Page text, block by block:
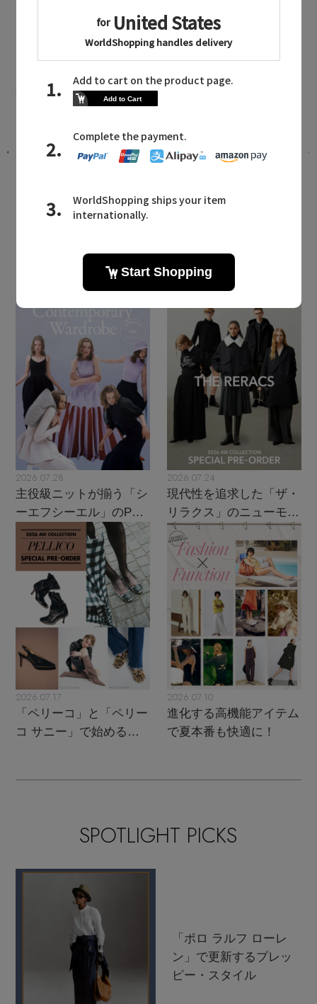
S by sloggi NEWS
エス バイ スロギーに関連するニュース
2024 AWコレクションが入荷
2024.09.17 UP
LATEST TOPICS
2026.07.28
主役級ニットが揃う「シ
ーエフシーエル」のPOP
UPがスタート
2026.07.24
現代性を追求した「ザ・
リラクス」のニューモダ
ンクラシック
2026.07.17
「ペリーコ」と「ペリー
コ サニー」で始める秋
2026.07.10
進化する高機能アイテム
で夏本番も快適に！
SPOTLIGHT PICKS
「ポロ ラルフ ローレ
ン」で更新するプレッ
ピー・スタイル